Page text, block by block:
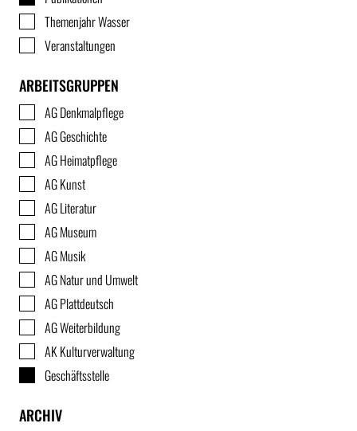
Themenjahr Wasser
Veranstaltungen
ARBEITSGRUPPEN
AG Denkmalpflege
AG Geschichte
AG Heimatpflege
AG Kunst
AG Literatur
AG Museum
AG Musik
AG Natur und Umwelt
AG Plattdeutsch
AG Weiterbildung
AK Kulturverwaltung
Geschäftsstelle
ARCHIV